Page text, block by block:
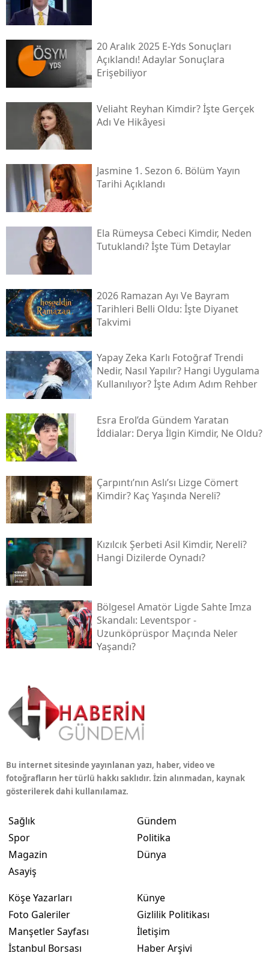
20 Aralık 2025 E-Yds Sonuçları
Açıklandı! Adaylar Sonuçlara
Erişebiliyor
Veliaht Reyhan Kimdir? İşte Gerçek
Adı Ve Hikâyesi
Jasmine 1. Sezon 6. Bölüm Yayın
Tarihi Açıklandı
Ela Rümeysa Cebeci Kimdir, Neden
Tutuklandı? İşte Tüm Detaylar
2026 Ramazan Ayı Ve Bayram
Tarihleri Belli Oldu: İşte Diyanet
Takvimi
Yapay Zeka Karlı Fotoğraf Trendi
Nedir, Nasıl Yapılır? Hangi Uygulama
Kullanılıyor? İşte Adım Adım Rehber
Esra Erol’da Gündem Yaratan
İddialar: Derya İlgin Kimdir, Ne Oldu?
Çarpıntı’nın Aslı’sı Lizge Cömert
Kimdir? Kaç Yaşında Nereli?
Kızılcık Şerbeti Asil Kimdir, Nereli?
Hangi Dizilerde Oynadı?
Bölgesel Amatör Ligde Sahte Imza
Skandalı: Leventspor -
Uzunköprüspor Maçında Neler
Yaşandı?
Bu internet sitesinde yayınlanan yazı, haber, video ve
fotoğrafların her türlü hakkı saklıdır. İzin alınmadan, kaynak
gösterilerek dahi kullanılamaz.
Sağlık
Spor
Magazin
Asayiş
Gündem
Politika
Dünya
Köşe Yazarları
Foto Galeriler
Manşetler Sayfası
İstanbul Borsası
Künye
Gizlilik Politikası
İletişim
Haber Arşivi